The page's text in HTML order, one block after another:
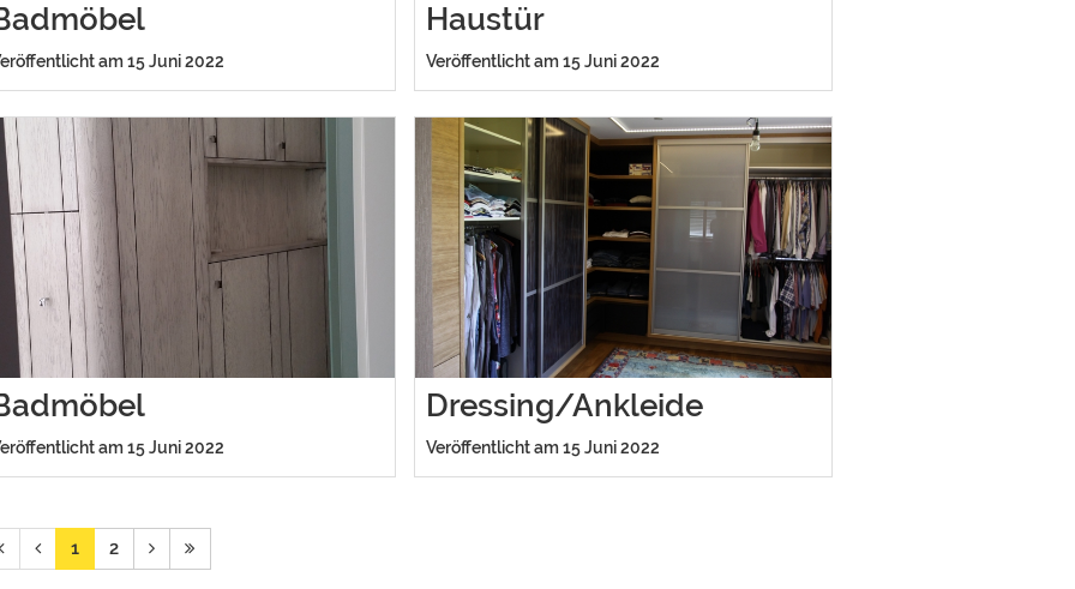
am 15 Juni 2022
Haustür
Veröffentlicht am 15 Juni 2022
am 15 Juni 2022
Dressing/Ankleide
Veröffentlicht am 15 Juni 2022
1 2